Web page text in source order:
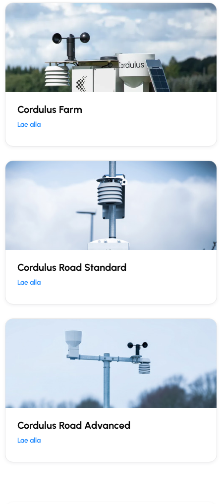
Cordulus Farm
Lae alla
Cordulus Road Standard
Lae alla
Cordulus Road Advanced
Lae alla